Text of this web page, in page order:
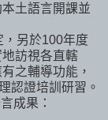
土語言開課並
另於100年度
訪視各直轄
之輔導功能，
認證培訓研習。
成果：